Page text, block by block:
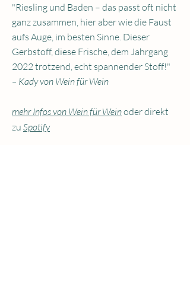
"Riesling und Baden – das passt oft nicht
ganz zusammen, hier aber wie die Faust
aufs Auge, im besten Sinne. Dieser
Gerbstoff, diese Frische, dem Jahrgang
2022 trotzend, echt spannender Stoff!"
– Kady von Wein für Wein
mehr Infos von Wein für Weinoder direkt
zu Spotify